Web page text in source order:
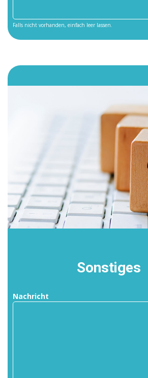
Falls nicht vorhanden, einfach leer lassen.
Sonstiges
Nachricht